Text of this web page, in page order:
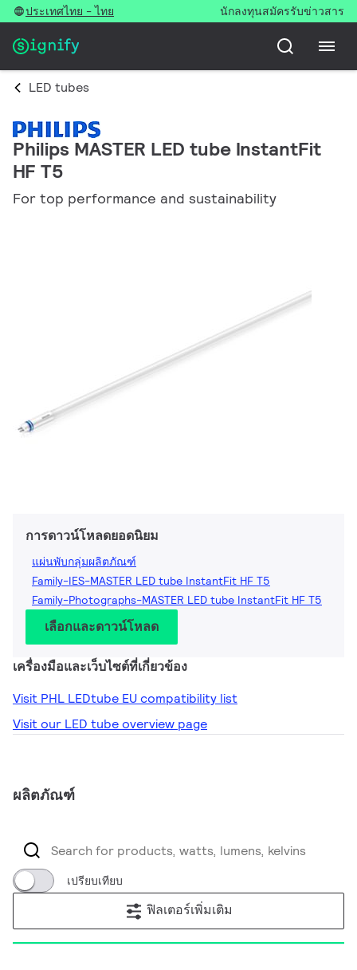
ประเทศไทย - ไทย นักลงทุนสมัครรับข่าวสาร
LED tubes
Philips MASTER LED tube InstantFit
HF T5
For top performance and sustainability
การดาวน์โหลดยอดนิยม
แผ่นพับกลุ่มผลิตภัณฑ์
Family-IES-MASTER LED tube InstantFit HF T5
Family-Photographs-MASTER LED tube InstantFit HF T5
เลือกและดาวน์โหลด
เครื่องมือและเว็บไซต์ที่เกี่ยวข้อง
Visit PHL LEDtube EU compatibility list
Visit our LED tube overview page
ผลิตภัณฑ์
เปรียบเทียบ
ฟิลเตอร์เพิ่มเติม